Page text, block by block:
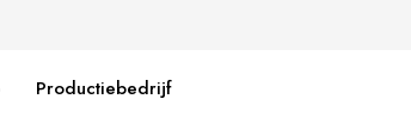
Productiebedrijf